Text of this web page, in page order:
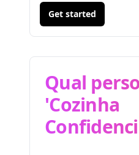
Get started
Qual
'Cozinha